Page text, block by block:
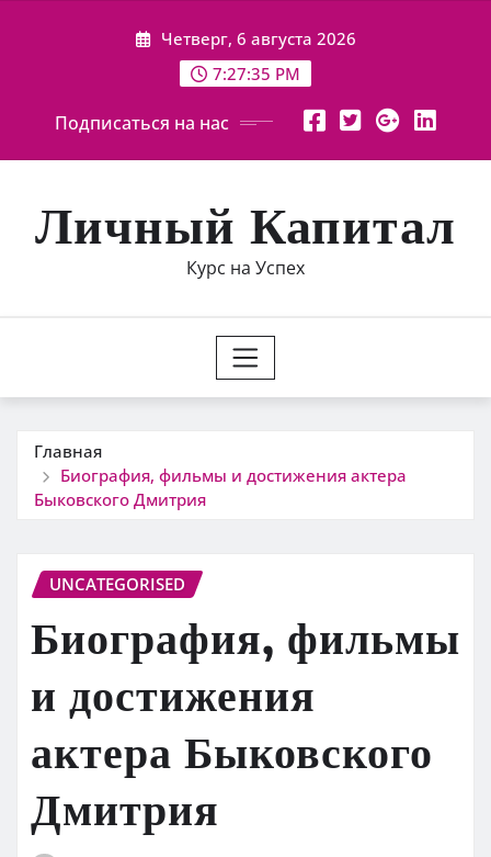
Четверг, 6 августа 2026
7:27:36 PM
Подписаться на нас
Личный Капитал
Курс на Успех
Главная
Биография, фильмы и достижения актера
Быковского Дмитрия
UNCATEGORISED
Биография, фильмы
и достижения
актера Быковского
Дмитрия